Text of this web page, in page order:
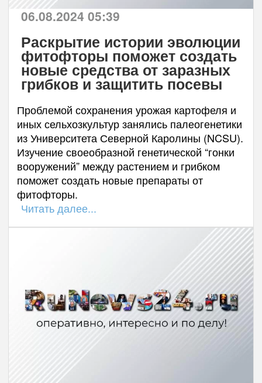
06.08.2024 05:39
Раскрытие истории эволюции
фитофторы поможет создать
новые средства от заразных
грибков и защитить посевы
Проблемой сохранения урожая картофеля и
иных сельхозкультур занялись палеогенетики
из Университета Северной Каролины (NCSU).
Изучение своеобразной генетической “гонки
вооружений” между растением и грибком
поможет создать новые препараты от
фитофторы.
Читать далее...